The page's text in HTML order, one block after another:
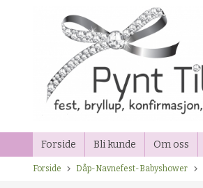
Forside Bli kunde Om oss
Forside Dåp-Navnefest-Babyshower